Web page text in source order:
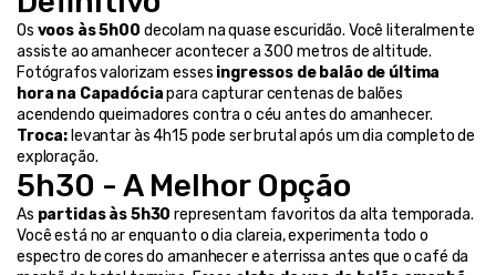
Os voos às 5h00 decolam na quase escuridão. Você literalmente
assiste ao amanhecer acontecer a 300 metros de altitude.
Fotógrafos valorizam esses ingressos de balão de última
hora na Capadócia para capturar centenas de balões
acendendo queimadores contra o céu antes do amanhecer.
Troca: levantar às 4h15 pode ser brutal após um dia completo de
exploração.
5h30 - A Melhor Opção
As partidas às 5h30 representam favoritos da alta temporada.
Você está no ar enquanto o dia clareia, experimenta todo o
espectro de cores do amanhecer e aterrissa antes que o café da